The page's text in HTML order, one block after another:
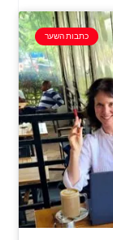
כתבות השער